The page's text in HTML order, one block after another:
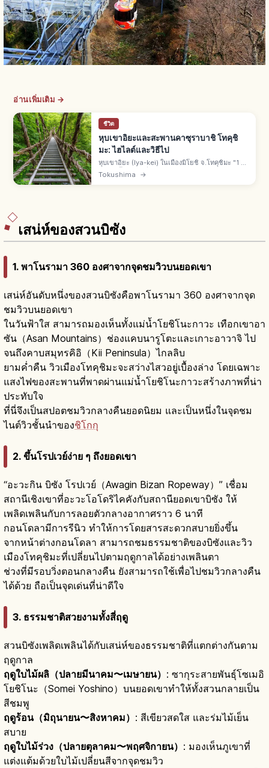
อ่านเพิ่มเติม →
ชีวิต
หุบเขาอิยะและสะพานคาซุราบาชิ โทคุชิ
มะ: ไฮไลต์และวิธีไป
หุบเขาอิยะ (Iya-kei) ในเมืองมิโยชิ จ.โทคุชิมะ "1 ใน
3 แดนลี้ลับของญี่ปุ่น" สะพานเถาวัลย์อิยะ-โนะ-คาซุ
Tokushima →
เสน่ห์ของสวนบิซัง
1. พาโนรามา 360 องศาจากจุดชมวิวบนยอดเขา
เสน่ห์อันดับหนึ่งของสวนบิซังคือพาโนรามา 360 องศาจากจุด
ชมวิวบนยอดเขา
ในวันฟ้าใส สามารถมองเห็นทั้งแม่น้ำโยชิโนะกาวะ เทือกเขาอา
ซัน（Asan Mountains）ช่องแคบนารูโตะและเกาะอาวาจิ ไป
จนถึงคาบสมุทรคิอิ（Kii Peninsula）ไกลลิบ
ยามค่ำคืน วิวเมืองโทคุชิมะจะสว่างไสวอยู่เบื้องล่าง โดยเฉพาะ
แสงไฟของสะพานที่พาดผ่านแม่น้ำโยชิโนะกาวะสร้างภาพที่น่า
ประทับใจ
ที่นี่จึงเป็นสปอตชมวิวกลางคืนยอดนิยม และเป็นหนึ่งในจุดชม
ไนต์วิวชั้นนำของชิโกกุ
2. ขึ้นโรปเวย์ง่าย ๆ ถึงยอดเขา
“อะวะกิน บิซัง โรปเวย์（Awagin Bizan Ropeway）” เชื่อม
สถานีเชิงเขาที่อะวะโอโดริไคคังกับสถานียอดเขาบิซัง ให้
เพลิดเพลินกับการลอยตัวกลางอากาศราว 6 นาที
กอนโดลามีการรีนิว ทำให้การโดยสารสะดวกสบายยิ่งขึ้น
จากหน้าต่างกอนโดลา สามารถชมธรรมชาติของบิซังและวิว
เมืองโทคุชิมะที่เปลี่ยนไปตามฤดูกาลได้อย่างเพลินตา
ช่วงที่มีรอบวิ่งตอนกลางคืน ยังสามารถใช้เพื่อไปชมวิวกลางคืน
ได้ด้วย ถือเป็นจุดเด่นที่น่าดีใจ
3. ธรรมชาติสวยงามทั้งสี่ฤดู
สวนบิซังเพลิดเพลินได้กับเสน่ห์ของธรรมชาติที่แตกต่างกันตาม
ฤดูกาล
ฤดูใบไม้ผลิ（ปลายมีนาคม〜เมษายน） : ซากุระสายพันธุ์โซเมอิ
โยชิโนะ（Somei Yoshino）บนยอดเขาทำให้ทั้งสวนกลายเป็น
สีชมพู
ฤดูร้อน（มิถุนายน〜สิงหาคม） : สีเขียวสดใส และร่มไม้เย็น
สบาย
ฤดูใบไม้ร่วง（ปลายตุลาคม〜พฤศจิกายน） : มองเห็นภูเขาที่
แต่งแต้มด้วยใบไม้เปลี่ยนสีจากจุดชมวิว